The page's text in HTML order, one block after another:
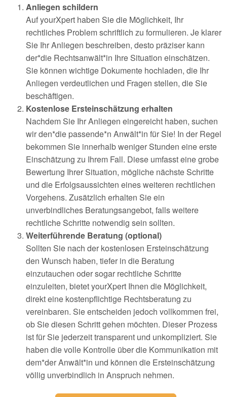
Anliegen schildern
Auf yourXpert haben Sie die Möglichkeit, Ihr
rechtliches Problem schriftlich zu formulieren. Je klarer
Sie Ihr Anliegen beschreiben, desto präziser kann
der*die Rechtsanwält*in Ihre Situation einschätzen.
Sie können wichtige Dokumente hochladen, die Ihr
Anliegen verdeutlichen und Fragen stellen, die Sie
beschäftigen.
Kostenlose Ersteinschätzung erhalten
Nachdem Sie Ihr Anliegen eingereicht haben, suchen
wir den*die passende*n Anwält*in für Sie! In der Regel
bekommen Sie innerhalb weniger Stunden eine erste
Einschätzung zu Ihrem Fall. Diese umfasst eine grobe
Bewertung Ihrer Situation, mögliche nächste Schritte
und die Erfolgsaussichten eines weiteren rechtlichen
Vorgehens. Zusätzlich erhalten Sie ein
unverbindliches Beratungsangebot, falls weitere
rechtliche Schritte notwendig sein sollten.
Weiterführende Beratung (optional)
Sollten Sie nach der kostenlosen Ersteinschätzung
den Wunsch haben, tiefer in die Beratung
einzutauchen oder sogar rechtliche Schritte
einzuleiten, bietet yourXpert Ihnen die Möglichkeit,
direkt eine kostenpflichtige Rechtsberatung zu
vereinbaren. Sie entscheiden jedoch vollkommen frei,
ob Sie diesen Schritt gehen möchten. Dieser Prozess
ist für Sie jederzeit transparent und unkompliziert. Sie
haben die volle Kontrolle über die Kommunikation mit
dem*der Anwält*in und können die Ersteinschätzung
völlig unverbindlich in Anspruch nehmen.